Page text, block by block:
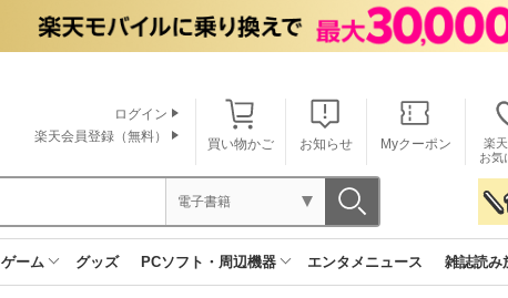
買い物かご お知らせ Myクーポン
楽
お気
ログイン
楽天会員登録（無料）
電子書籍
ゲーム グッズ PCソフト・周辺機器 エンタメニュース 雑誌読み